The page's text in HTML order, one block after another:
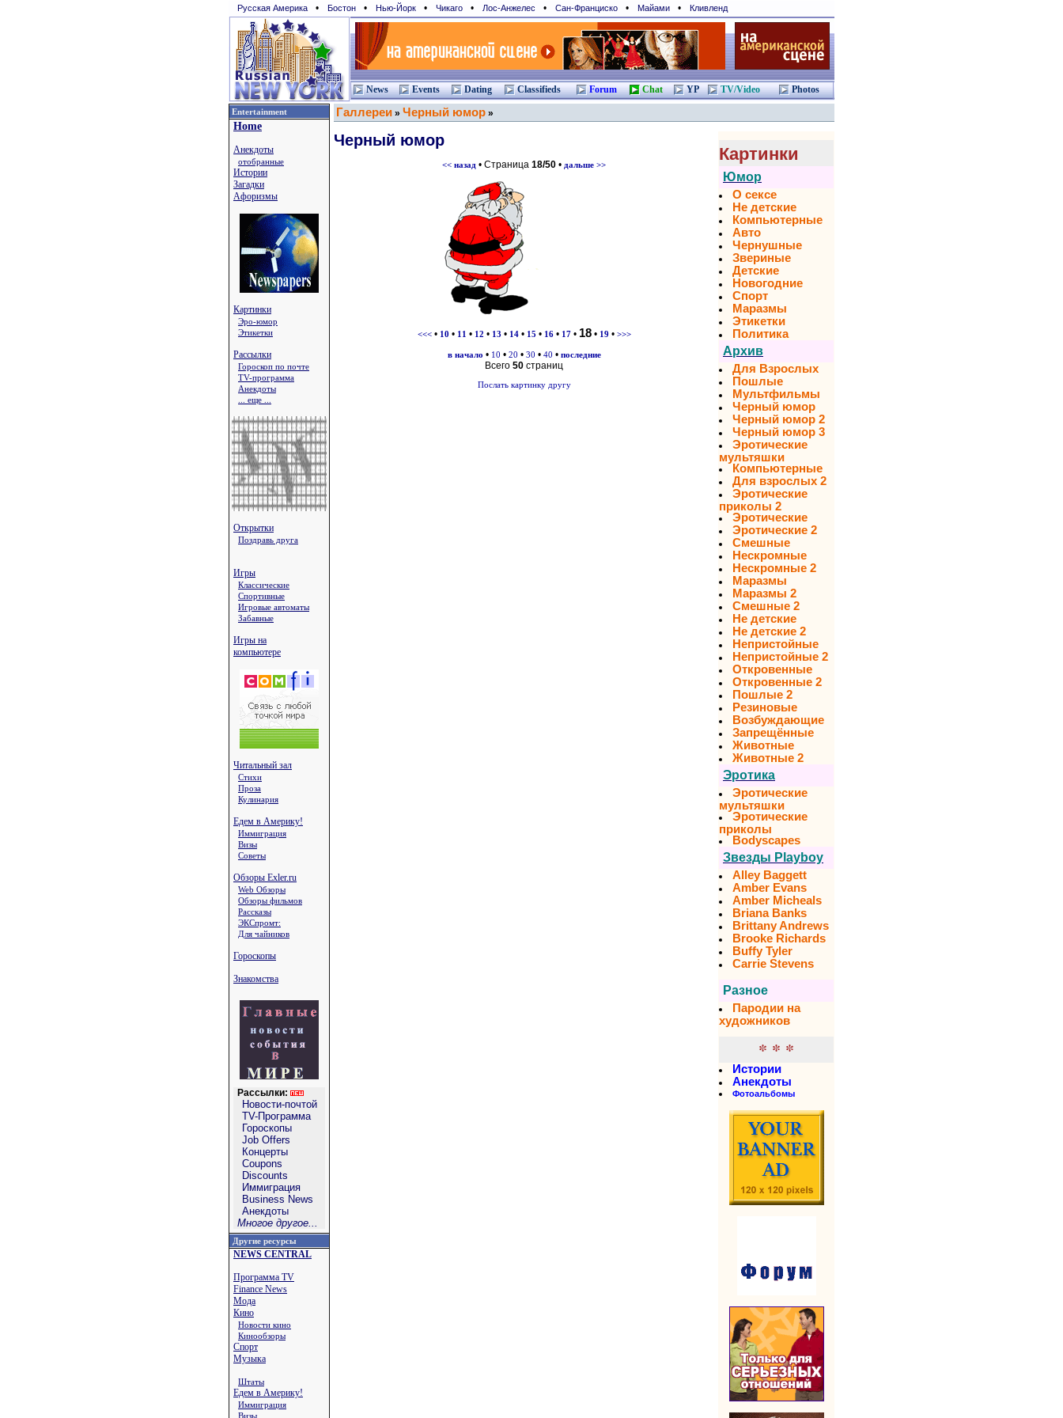
Русская Америка • Бостон • Нью-Йорк • Чикаго • Лос-Анжелес • Сан-Франциcко • Майами • Кливленд
News Events Dating Classifieds Forum Chat YP TV/Video Photos
Entertainment
Home
Анекдоты
отобранные
Истории
Загадки
Афоризмы
Картинки
Эро-юмор
Этикетки
Рассылки
Гороскоп по почте
TV-программа
Анекдоты
... еще ...
Открытки
Поздравь друга
Игры
Классические
Спортивные
Игровые автоматы
Забавные
Игры на
компьютере
Читальный зал
Стихи
Проза
Кулинария
Едем в Америку!
Иммиграция
Визы
Советы
Обзоры Exler.ru
Web Обзоры
Обзоры фильмов
Рассказы
ЭКСпромт:
Для чайников
Гороскопы
Знакомства
Рассылки:
Новости-почтой
TV-Программа
Гороскопы
Job Offers
Концерты
Coupons
Discounts
Иммиграция
Business News
Анекдоты
Многое другое...
Другие ресурсы
NEWS CENTRAL
Программа TV
Finance News
Мода
Кино
Новости кино
Кинообзоры
Спорт
Музыка
Штаты
Едем в Америку!
Иммиграция
Визы
Галлереи » Черный юмор »
Черный юмор
<< назад • Страница 18/50 • дальше >>
<<<• 10 • 11 • 12 • 13 • 14• 15 • 16• 17• 18• 19 • >>>
в начало • 10 • 20 • 30 • 40 • последние
Всего 50 страниц
Послать картинку другу
Картинки
Юмор
О сексе
Не детские
Компьютерные
Авто
Чернушные
Звериные
Детские
Новогодние
Спорт
Маразмы
Этикетки
Политика
Архив
Для Взрослых
Пошлые
Мультфильмы
Черный юмор
Черный юмор 2
Черный юмор 3
Эротические
мультяшки
Компьютерные
Для взрослых 2
Эротические
приколы 2
Эротические
Эротические 2
Смешные
Нескромные
Нескромные 2
Маразмы
Маразмы 2
Смешные 2
Не детские
Не детские 2
Непристойные
Непристойные 2
Откровенные
Откровенные 2
Пошлые 2
Резиновые
Возбуждающие
Запрещённые
Животные
Животные 2
Эротика
Эротические
мультяшки
Эротические
приколы
Bodyscapes
Звезды Playboy
Alley Baggett
Amber Evans
Amber Micheals
Briana Banks
Brittany Andrews
Brooke Richards
Buffy Tyler
Carrie Stevens
Разное
Пародии на
художников
* * *
Истории
Анекдоты
Фотоальбомы